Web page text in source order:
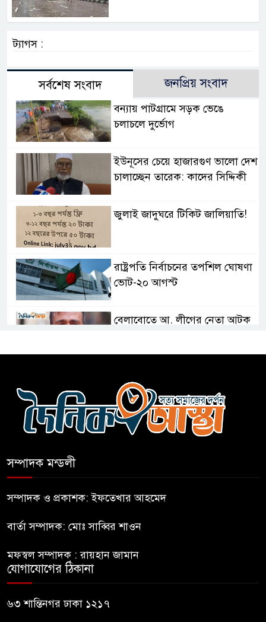
ট্যাগস :
সর্বশেষ সংবাদ জনপ্রিয় সংবাদ
বন্যায় পাটগ্রামে সড়ক ভেঙে
চলাচলে দুর্ভোগ
ইউনূসের চেয়ে হাজারগুণ ভালো দেশ
চালাচ্ছেন তারেক: কাদের সিদ্দিকী
জুলাই জাদুঘরে টিকিট জালিয়াতি!
রাষ্ট্রপতি নির্বাচনের তপশিল ঘোষণা
ভোট-২০ আগস্ট
বেলাবোতে আ. লীগের নেতা আটক
ছাড়লেন ১১ দলের নেতারা
এআই বক্তব্য দিয়েছে শেখ হাসিনা
ঐক্যের পদযাত্রা আটকে দিলো
সুযোগ দেওয়ায় ঢাকার ক্ষোভ
সম্পাদক মন্ডলী
সম্পাদক ও প্রকাশক: ইফতেখার আহমেদ
বার্তা সম্পাদক: মোঃ সাব্বির শাওন
মফস্বল সম্পাদক : রায়হান জামান
যোগাযোগের ঠিকানা
৬৩ শান্তিনগর ঢাকা ১২১৭